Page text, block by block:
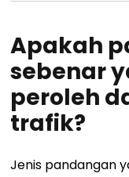
Apakah
sebenar
peroleh
trafik?
Jenis pandangan